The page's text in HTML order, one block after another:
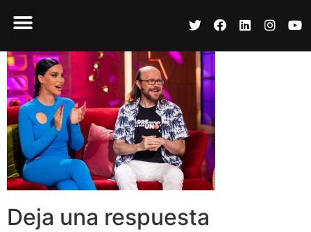
Deja una respuesta